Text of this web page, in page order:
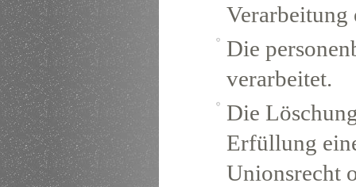
Verarbeitung
Die
verarbeitet.
Die
Erfüllung
Unionsrecht